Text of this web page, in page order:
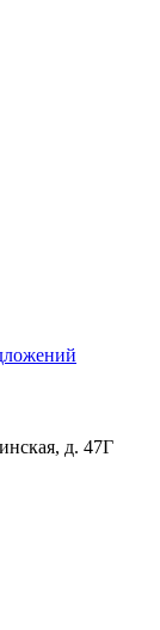
д. 47Г